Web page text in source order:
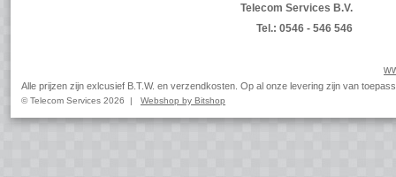
Telecom Services B.V.
Tel.: 0546 - 546 546
Alle prijzen zijn exlcusief B.T.W. en verzendkosten. Op al onze levering zijn van
© Telecom Services 2026 | Webshop by Bitshop